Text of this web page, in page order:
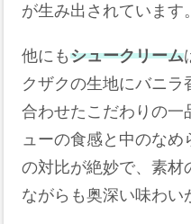
が生み出されています。
他にもシュークリーム
クザクの生地にバニラ
合わせたこだわりの一
ューの食感と中のな
の対比が絶妙で、素材
ながらも奥深い味わい